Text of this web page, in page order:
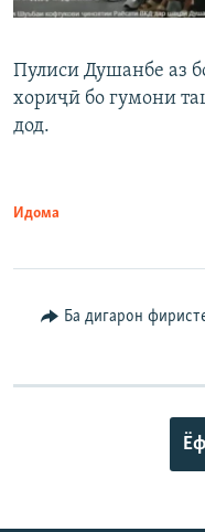
Пулиси Душанбе аз
хориҷӣ бо гумони
дод.
Идома
Ба дигарон